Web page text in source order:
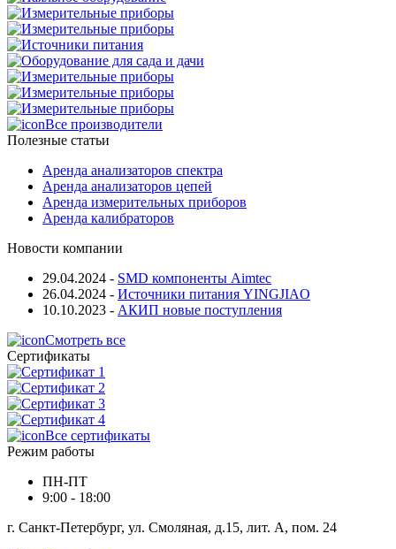
Все производители
Полезные статьи
Аренда анализаторов спектра
Аренда анализаторов цепей
Аренда измерительных приборов
Аренда калибраторов
Новости компании
29.04.2024 - SMD компоненты Aimtec
26.04.2024 - Источники питания YINGJIAO
10.10.2023 - АКИП новые поступления
Смотреть все
Сертификаты
Все сертификаты
Режим работы
ПН-ПТ
9:00 - 18:00
г. Санкт-Петербург, ул. Смоляная, д.15, лит. А, пом. 24